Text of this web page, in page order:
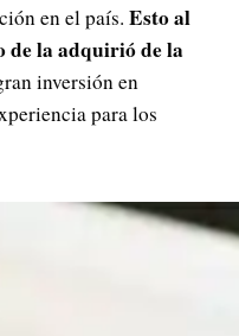
en el país. Esto al
de la adquirió de la
inversión en
para los